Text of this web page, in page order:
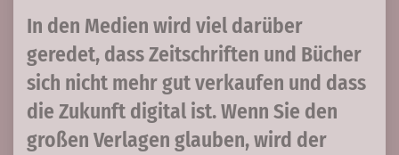
In den Medien wird viel darüber
geredet, dass Zeitschriften und Bücher
sich nicht mehr gut verkaufen und dass
die Zukunft digital ist. Wenn Sie den
großen Verlagen glauben, wird der